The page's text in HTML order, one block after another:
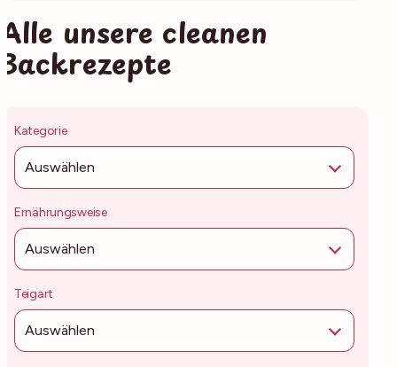
Alle unsere cleanen
Backrezepte
Kategorie
Auswählen
Ernährungsweise
Auswählen
Teigart
Auswählen